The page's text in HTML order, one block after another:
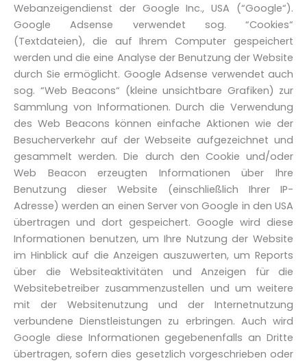
Webanzeigendienst der Google Inc., USA (“Google“).
Google Adsense verwendet sog. “Cookies“
(Textdateien), die auf Ihrem Computer gespeichert
werden und die eine Analyse der Benutzung der Website
durch Sie ermöglicht. Google Adsense verwendet auch
sog. “Web Beacons“ (kleine unsichtbare Grafiken) zur
Sammlung von Informationen. Durch die Verwendung
des Web Beacons können einfache Aktionen wie der
Besucherverkehr auf der Webseite aufgezeichnet und
gesammelt werden. Die durch den Cookie und/oder
Web Beacon erzeugten Informationen über Ihre
Benutzung dieser Website (einschließlich Ihrer IP-
Adresse) werden an einen Server von Google in den USA
übertragen und dort gespeichert. Google wird diese
Informationen benutzen, um Ihre Nutzung der Website
im Hinblick auf die Anzeigen auszuwerten, um Reports
über die Websiteaktivitäten und Anzeigen für die
Websitebetreiber zusammenzustellen und um weitere
mit der Websitenutzung und der Internetnutzung
verbundene Dienstleistungen zu erbringen. Auch wird
Google diese Informationen gegebenenfalls an Dritte
übertragen, sofern dies gesetzlich vorgeschrieben oder